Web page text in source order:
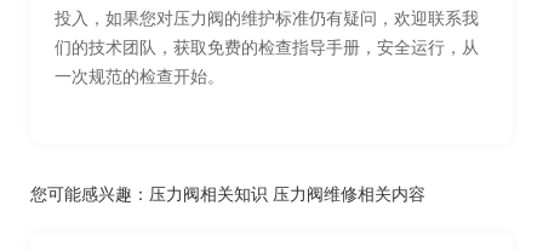
投入，如果您对压力阀的维护标准仍有疑问，欢迎联系我
们的技术团队，获取免费的检查指导手册，安全运行，从
一次规范的检查开始。
您可能感兴趣： 压力阀相关知识 压力阀维修相关内容